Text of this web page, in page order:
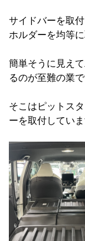
サイドバーを取
ホルダーを均等
簡単そうに見え
るのが至難の業
そこはピットス
ーを取付していま